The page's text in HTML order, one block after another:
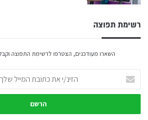
רשימת תפוצה
השארו מעודכנים, הצטרפו לרשימת התפוצה
את
כתובת
שלך